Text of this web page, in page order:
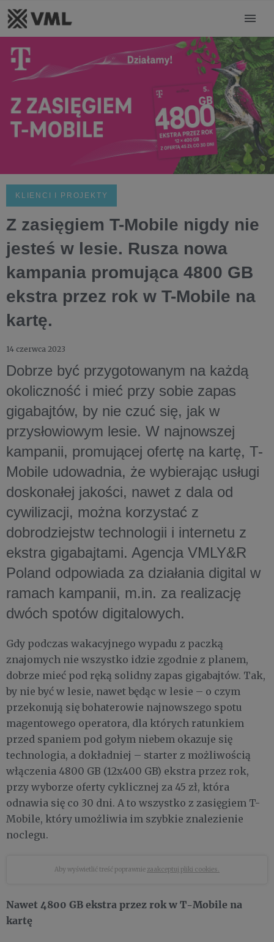
KLIENCI I PROJEKTY
Z zasięgiem T-Mobile nigdy nie
jesteś w lesie. Rusza nowa
kampania promująca 4800 GB
ekstra przez rok w T-Mobile na
kartę.
14 czerwca 2023
Dobrze być przygotowanym na każdą
okoliczność i mieć przy sobie zapas
gigabajtów, by nie czuć się, jak w
przysłowiowym lesie. W najnowszej
kampanii, promującej ofertę na kartę, T-
Mobile udowadnia, że wybierając usługi
doskonałej jakości, nawet z dala od
cywilizacji, można korzystać z
dobrodziejstw technologii i internetu z
ekstra gigabajtami. Agencja VMLY&R
Poland odpowiada za działania digital w
ramach kampanii, m.in. za realizację
dwóch spotów digitalowych.
Gdy podczas wakacyjnego wypadu z paczką
znajomych nie wszystko idzie zgodnie z planem,
dobrze mieć pod ręką solidny zapas gigabajtów. Tak,
by nie być w lesie, nawet będąc w lesie – o czym
przekonują się bohaterowie najnowszego spotu
magentowego operatora, dla których ratunkiem
przed spaniem pod gołym niebem okazuje się
technologia, a dokładniej – starter z możliwością
włączenia 4800 GB (12x400 GB) ekstra przez rok,
przy wyborze oferty cyklicznej za 45 zł, która
odnawia się co 30 dni. A to wszystko z zasięgiem T-
Mobile, który umożliwia im szybkie znalezienie
noclegu.
Aby wyświetlić treść poprawnie zaakceptuj pliki cookies.
Nawet 4800 GB ekstra przez rok w T-Mobile na
kartę